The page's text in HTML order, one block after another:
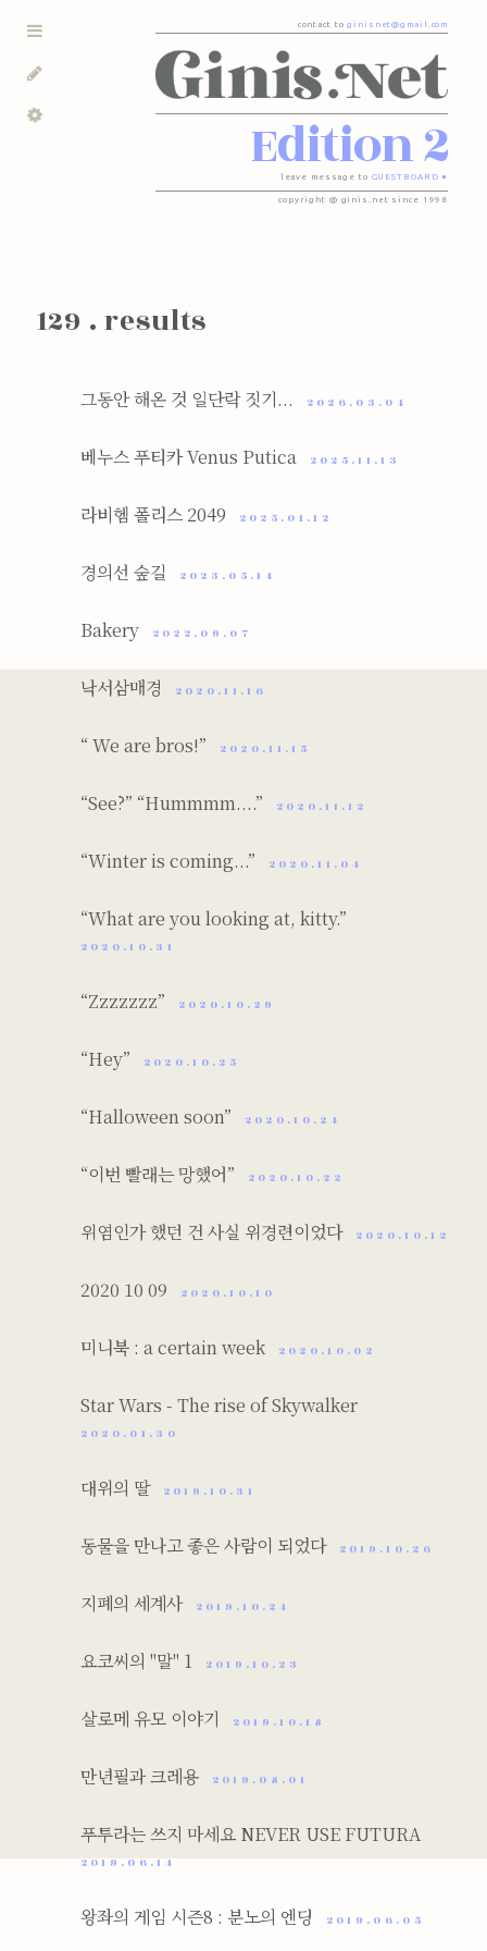
contact toginisnet@gmail.com
Edition 2
leave message to GUESTBOARD ●
copyright @ ginis.net since 1998
129 . results
그동안 해온 것 일단락 짓기... 2026.03.04
베누스 푸티카 Venus Putica 2025.11.13
라비헴 폴리스 2049 2025.01.12
경의선 숲길 2023.05.14
Bakery 2022.09.07
낙서삼매경 2020.11.16
“ We are bros!” 2020.11.15
“See?” “Hummmm....” 2020.11.12
“Winter is coming...” 2020.11.04
“What are you looking at, kitty.”
2020.10.31
“Zzzzzzz” 2020.10.29
“Hey” 2020.10.25
“Halloween soon” 2020.10.24
“이번 빨래는 망했어” 2020.10.22
위염인가 했던 건 사실 위경련이었다 2020.10.12
2020 10 09 2020.10.10
미니북 : a certain week 2020.10.02
Star Wars - The rise of Skywalker
2020.01.30
대위의 딸 2019.10.31
동물을 만나고 좋은 사람이 되었다 2019.10.26
지폐의 세계사 2019.10.24
요코씨의 "말" 1 2019.10.23
살로메 유모 이야기 2019.10.18
만년필과 크레용 2019.08.01
푸투라는 쓰지 마세요 NEVER USE FUTURA
2019.06.14
왕좌의 게임 시즌8 : 분노의 엔딩 2019.06.05